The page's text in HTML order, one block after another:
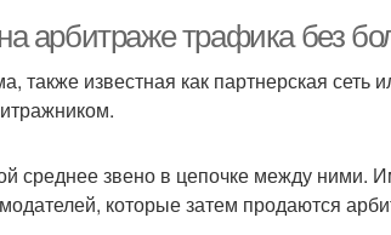
на арбитраже трафика без
также известная как партнерская
среднее звено в цепочке между ними.
которые затем продаются